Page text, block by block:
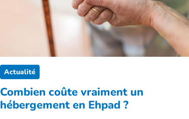
Actualité
Combien coûte vraiment un
hébergement en Ehpad ?